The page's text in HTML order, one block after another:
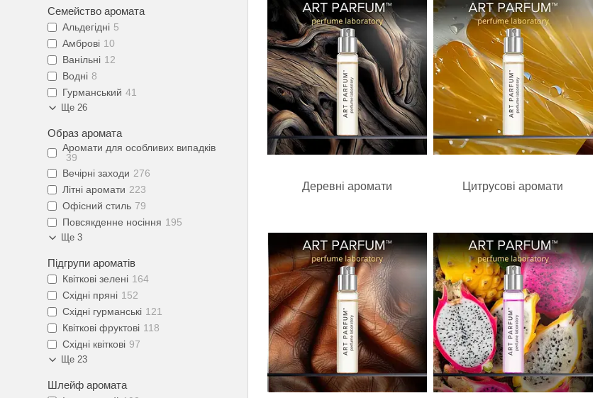
Семейство аромата
Альдегідні 5
Амброві 10
Ванільні 12
Водні 8
Гурманський 41
Ще 26
Образ аромата
Аромати для особливих випадків
39
Вечірні заходи 276
Літні аромати 223
Офісний стиль 79
Повсякденне носіння 195
Ще 3
Підгрупи ароматів
Квіткові зелені 164
Східні пряні 152
Східні гурманські 121
Квіткові фруктові 118
Східні квіткові 97
Ще 23
Шлейф аромата
Деревні аромати Цитрусові аромати